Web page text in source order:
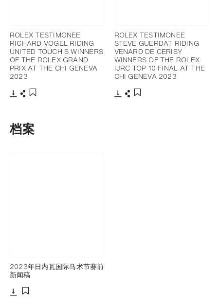
ROLEX TESTIMONEE
RICHARD VOGEL RIDING
UNITED TOUCH S WINNERS
OF THE ROLEX GRAND
PRIX AT THE CHI GENEVA
2023
ROLEX TESTIMONEE
STEVE GUERDAT RIDING
VENARD DE CERISY
WINNERS OF THE ROLEX
IJRC TOP 10 FINAL AT THE
CHI GENEVA 2023
档案
2023年日内瓦国际马术节赛前
新闻稿